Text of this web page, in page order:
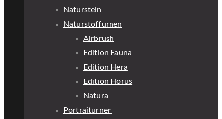
Naturstein
Naturstoffurnen
Airbrush
Edition Fauna
Edition Hera
Edition Horus
Natura
Portraiturnen